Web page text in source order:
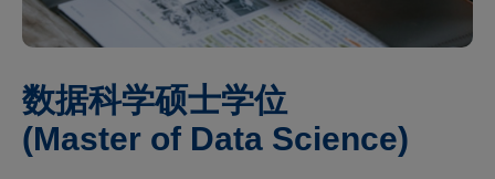
数据科学硕士学位
(Master of Data Science)